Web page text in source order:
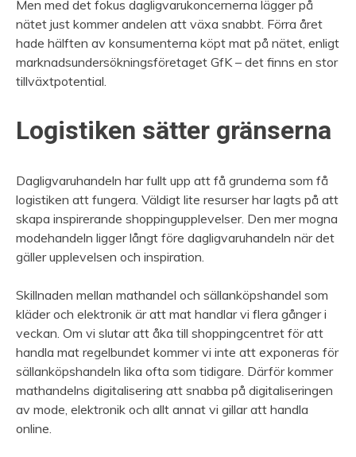
Men med det fokus dagligvarukoncernerna lägger på
nätet just kommer andelen att växa snabbt. Förra året
hade hälften av konsumenterna köpt mat på nätet, enligt
marknadsundersökningsföretaget GfK – det finns en stor
tillväxtpotential.
Logistiken sätter gränserna
Dagligvaruhandeln har fullt upp att få grunderna som få
logistiken att fungera. Väldigt lite resurser har lagts på att
skapa inspirerande shoppingupplevelser. Den mer mogna
modehandeln ligger långt före dagligvaruhandeln när det
gäller upplevelsen och inspiration.
Skillnaden mellan mathandel och sällanköpshandel som
kläder och elektronik är att mat handlar vi flera gånger i
veckan. Om vi slutar att åka till shoppingcentret för att
handla mat regelbundet kommer vi inte att exponeras för
sällanköpshandeln lika ofta som tidigare. Därför kommer
mathandelns digitalisering att snabba på digitaliseringen
av mode, elektronik och allt annat vi gillar att handla
online.